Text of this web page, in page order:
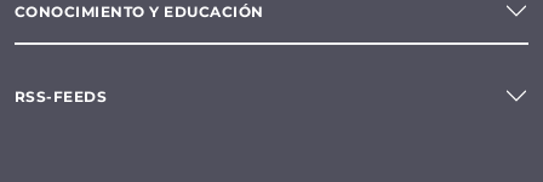
CONOCIMIENTO Y EDUCACIÓN
RSS-FEEDS